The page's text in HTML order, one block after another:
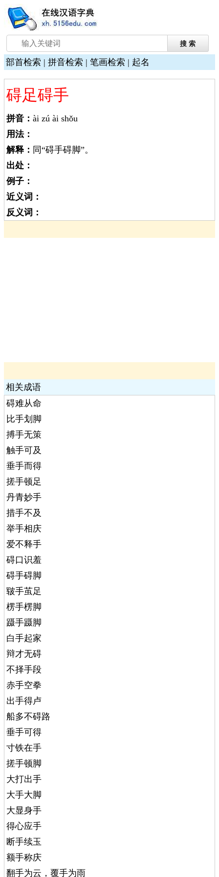
部首检索 | 拼音检索 | 笔画检索 | 起名
碍足碍手
拼音： ài zú ài shǒu
用法：
解释： 同“碍手碍脚”。
出处：
例子：
近义词：
反义词：
相关成语
碍难从命
比手划脚
搏手无策
触手可及
垂手而得
搓手顿足
丹青妙手
措手不及
举手相庆
爱不释手
碍口识羞
碍手碍脚
皲手茧足
楞手楞脚
蹑手蹑脚
白手起家
辩才无碍
不择手段
赤手空拳
出手得卢
船多不碍路
垂手可得
寸铁在手
搓手顿脚
大打出手
大手大脚
大显身手
得心应手
断手续玉
额手称庆
翻手为云，覆手为雨